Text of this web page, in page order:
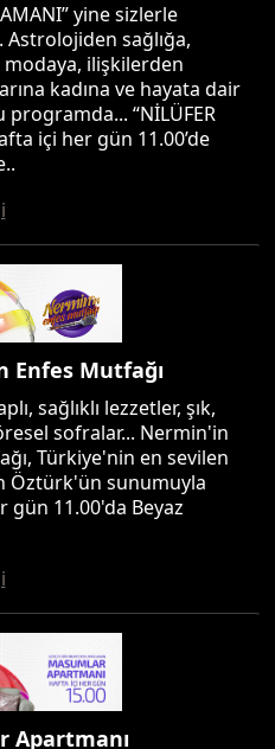
yine sizlerle
Astrolojiden sağlığa,
ilişkilerden
kadına ve hayata dair
programda... “NİLÜFER
içi her gün 11.00’de
Enfes Mutfağı
sağlıklı lezzetler, şık,
sofralar... Nermin'in
Türkiye'nin en sevilen
Öztürk'ün sunumuyla
gün 11.00'da Beyaz
Apartmanı